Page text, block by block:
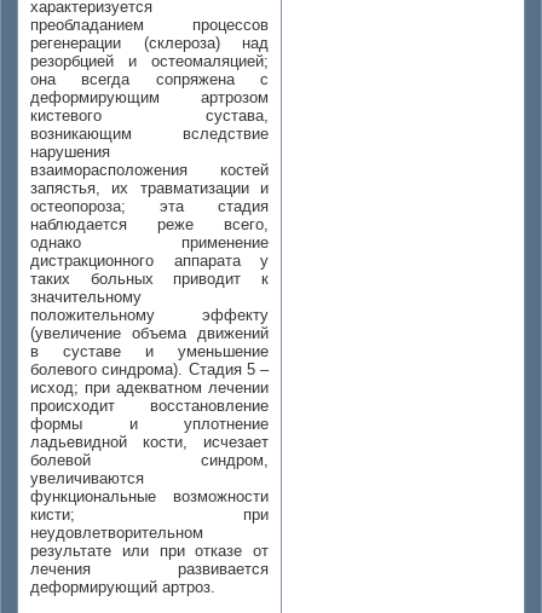
характеризуется
преобладанием процессов
регенерации (склероза) над
резорбцией и остеомаляцией;
она всегда сопряжена с
деформирующим артрозом
кистевого сустава,
возникающим вследствие
нарушения
взаиморасположения костей
запястья, их травматизации и
остеопороза; эта стадия
наблюдается реже всего,
однако применение
дистракционного аппарата у
таких больных приводит к
значительному
положительному эффекту
(увеличение объема движений
в суставе и уменьшение
болевого синдрома). Стадия 5 –
исход; при адекватном лечении
происходит восстановление
формы и уплотнение
ладьевидной кости, исчезает
болевой синдром,
увеличиваются
функциональные возможности
кисти; при
неудовлетворительном
результате или при отказе от
лечения развивается
деформирующий артроз.